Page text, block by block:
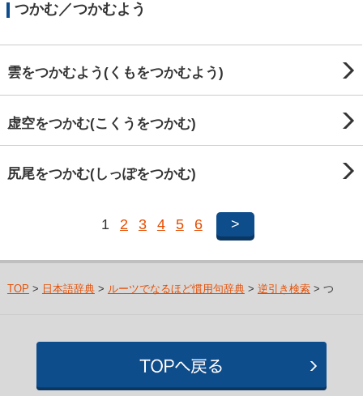
つかむ／つかむよう
雲をつかむよう(くもをつかむよう)
虚空をつかむ(こくうをつかむ)
尻尾をつかむ(しっぽをつかむ)
1 2 3 4 5 6 >
TOP > 日本語辞典> ルーツでなるほど慣用句辞典> 逆引き検索> つ